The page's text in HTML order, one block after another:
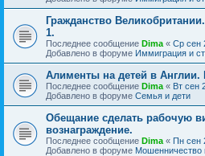
Гражданство
1.
Последнее сообщение Dima « Ср сен
Добавлено в форуме Иммиграция и
Алименты на детей в Англии.
Последнее сообщение Dima « Вт сен
Добавлено в форуме Семья и дети
Обещание сделать рабочую
вознаграждение.
Последнее сообщение Dima « Пн сен
Добавлено в форуме Мошенничество